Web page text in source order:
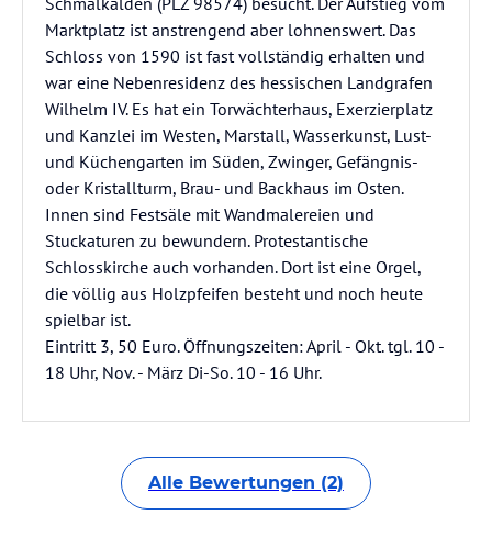
Marktplatz ist anstrengend aber lohnenswert. Das
Schloss von 1590 ist fast vollständig erhalten und
war eine Nebenresidenz des hessischen Landgrafen
Wilhelm IV. Es hat ein Torwächterhaus, Exerzierplatz
und Kanzlei im Westen, Marstall, Wasserkunst, Lust-
und Küchengarten im Süden, Zwinger, Gefängnis-
oder Kristallturm, Brau- und Backhaus im Osten.
Innen sind Festsäle mit Wandmalereien und
Stuckaturen zu bewundern. Protestantische
Schlosskirche auch vorhanden. Dort ist eine Orgel,
die völlig aus Holzpfeifen besteht und noch heute
spielbar ist.
Eintritt 3, 50 Euro. Öffnungszeiten: April - Okt. tgl. 10 -
18 Uhr, Nov. - März Di-So. 10 - 16 Uhr.
Alle Bewertungen (2)